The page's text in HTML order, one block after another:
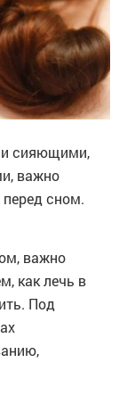
сияющими,
важно
сном.
важно
как лечь в
Под